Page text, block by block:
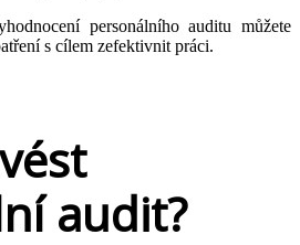
personálního auditu můžete
s cílem zefektivnit práci.
audit?